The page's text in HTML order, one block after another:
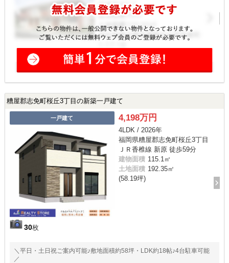
糟屋郡志免町桜丘3丁目の新築一戸建て
一戸建て
30枚
4,198万円
4LDK / 2026年
福岡県糟屋郡志免町桜丘3丁目
ＪＲ香椎線 新原 徒歩59分
建物面積 115.1㎡
土地面積 192.35㎡
(58.19坪)
＼平日・土日祝ご案内可能♪敷地面積約58坪・LDK約18帖♪4台駐車可能
／